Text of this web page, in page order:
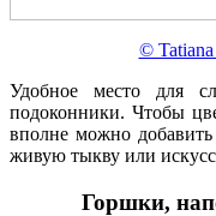
©
Удобное место для
подоконники. Чтобы
вполне можно
живую тыкву или
Горшки,